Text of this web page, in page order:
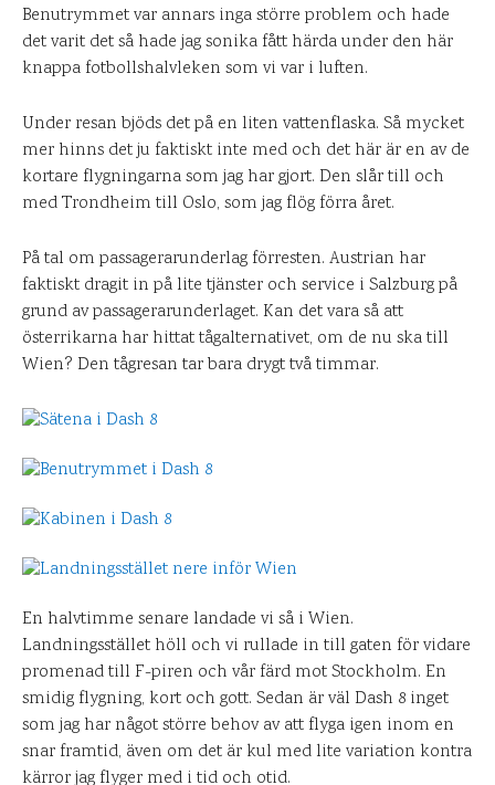
Benutrymmet var annars inga större problem och hade
det varit det så hade jag sonika fått härda under den här
knappa fotbollshalvleken som vi var i luften.
Under resan bjöds det på en liten vattenflaska. Så mycket
mer hinns det ju faktiskt inte med och det här är en av de
kortare flygningarna som jag har gjort. Den slår till och
med Trondheim till Oslo, som jag flög förra året.
På tal om passagerarunderlag förresten. Austrian har
faktiskt dragit in på lite tjänster och service i Salzburg på
grund av passagerarunderlaget. Kan det vara så att
österrikarna har hittat tågalternativet, om de nu ska till
Wien? Den tågresan tar bara drygt två timmar.
En halvtimme senare landade vi så i Wien.
Landningsstället höll och vi rullade in till gaten för vidare
promenad till F-piren och vår färd mot Stockholm. En
smidig flygning, kort och gott. Sedan är väl Dash 8 inget
som jag har något större behov av att flyga igen inom en
snar framtid, även om det är kul med lite variation kontra
kärror jag flyger med i tid och otid.